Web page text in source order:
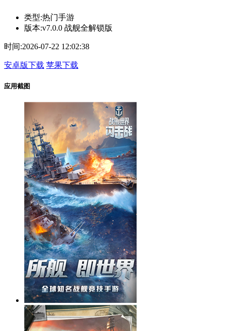
类型:热门手游
版本:v7.0.0 战舰全解锁版
时间:2026-07-22 12:02:38
安卓版下载 苹果下载
应用截图